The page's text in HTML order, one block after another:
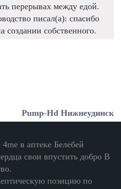
перерывах между едой.
писал(а): спасибо
создании собственного.
Pump-Hd Нижнеудинск
в аптеке Белебей
свои впустить добро В
позицию по